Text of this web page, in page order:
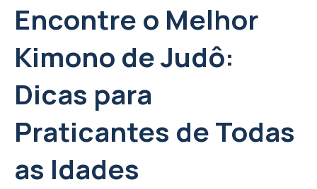
Encontre o Melhor
Kimono de Judô:
Dicas para
Praticantes de Todas
as Idades